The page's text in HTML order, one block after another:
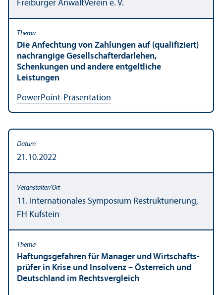
Freiburger AnwaltVerein e. V.
Die Anfechtung von Zahlungen auf (qualifiziert)
nachrangige Gesellschaft­erdarlehen,
Schenkungen und andere entgeltliche
Leistungen
PowerPoint-Präsentation
21.10.2022
11. Internationales Symposium Restrukturierung,
FH Kufstein
Haftungs­gefahren für Manager und Wirtschafts­
prüfer in Krise und Insolvenz – Österreich und
Deutschland im Rechts­vergleich